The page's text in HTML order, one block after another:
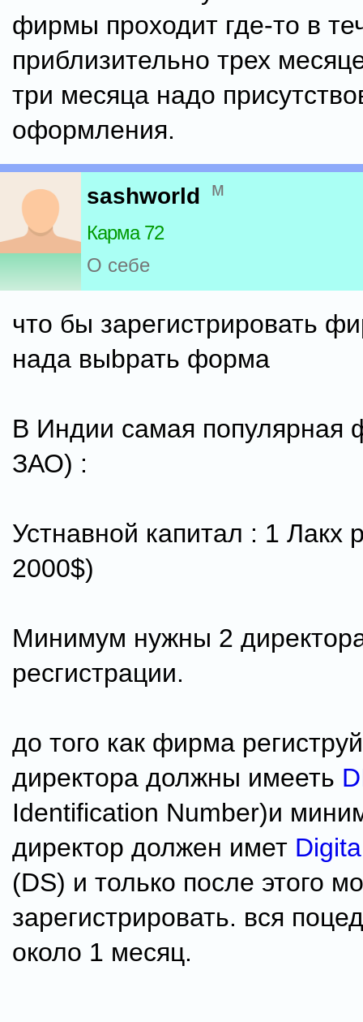
фирмы проходит где-то в
приблизительно трех
три месяца надо
оформления.
sashworld м
Карма 72
О себе
что бы зарегистрировать
нада выbрать форма
В Индии самая популярная
ЗАО) :
Устнавной капитал : 1 Лакх
2000$)
Минимум нужны 2
ресгистрации.
до того как фирма
директора должны имееть
Identification Number)и
директор должен имет
(DS) и только после этого
зарегистрировать. вся
около 1 месяц.